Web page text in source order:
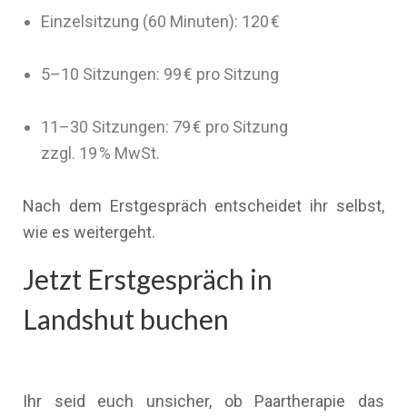
Einzelsitzung (60 Minuten): 120 €
5–10 Sitzungen: 99 € pro Sitzung
11–30 Sitzungen: 79 € pro Sitzung
zzgl. 19 % MwSt.
Nach dem Erstgespräch entscheidet ihr selbst,
wie es weitergeht.
Jetzt Erstgespräch in
Landshut buchen
Ihr seid euch unsicher, ob Paartherapie das